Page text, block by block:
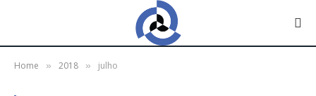
Home » 2018 » julho